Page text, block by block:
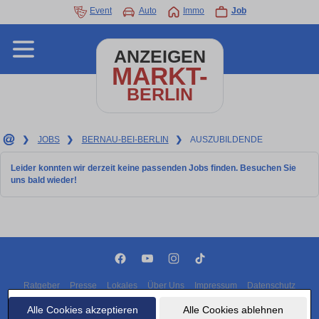
Alle Cookies akzeptieren Alle Cookies ablehnen
Event Auto Immo Job
ANZEIGEN
MARKT-
BERLIN
❯ JOBS ❯ BERNAU-BEI-BERLIN ❯ AUSZUBILDENDE
Leider konnten wir derzeit keine passenden Jobs finden. Besuchen Sie
uns bald wieder!
Ratgeber Presse Lokales Über Uns Impressum Datenschutz